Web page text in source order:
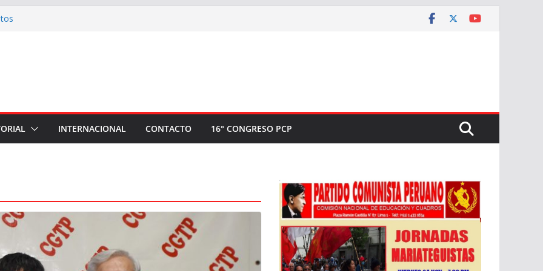
INTERNACIONAL CONTACTO 16° CONGRESO PCP